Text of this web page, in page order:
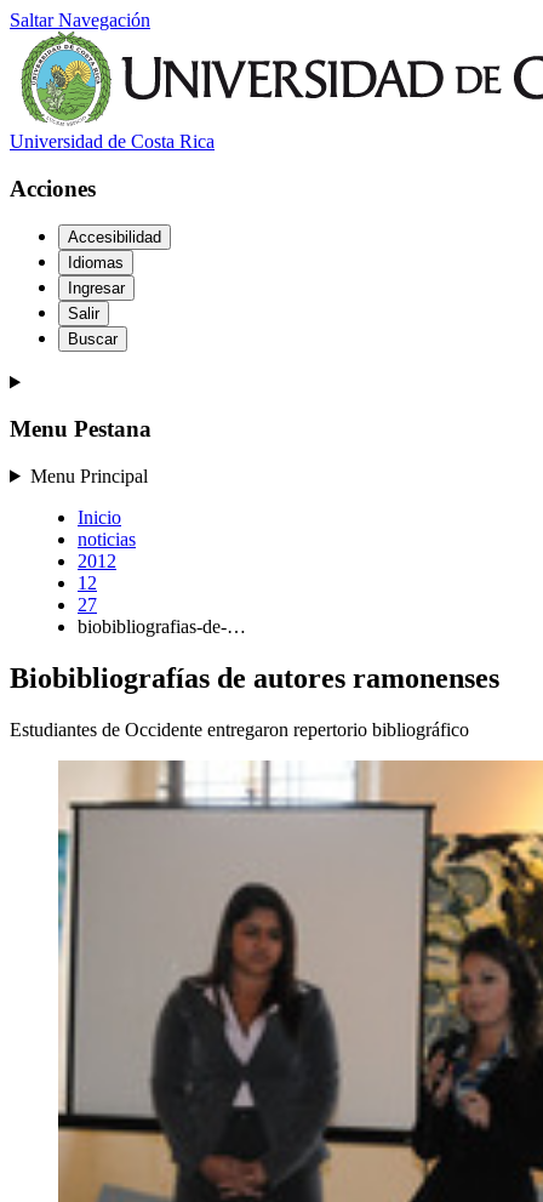
Saltar Navegación
Universidad de Costa Rica
Acciones
Accesibilidad
Idiomas
Ingresar
Salir
Buscar
Menu Pestana
Menu Principal
Inicio
noticias
2012
12
27
biobibliografias-de-…
Biobibliografías de autores ramonenses
Estudiantes de Occidente entregaron repertorio bibliográfico